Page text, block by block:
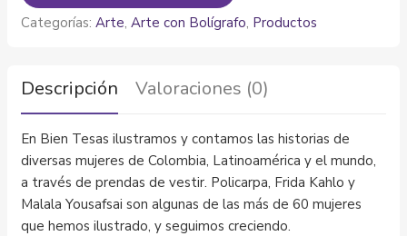
Categorías: Arte, Arte con Bolígrafo, Productos
Descripción Valoraciones (0)
En Bien Tesas ilustramos y contamos las historias de
diversas mujeres de Colombia, Latinoamérica y el mundo,
a través de prendas de vestir. Policarpa, Frida Kahlo y
Malala Yousafsai son algunas de las más de 60 mujeres
que hemos ilustrado, y seguimos creciendo.